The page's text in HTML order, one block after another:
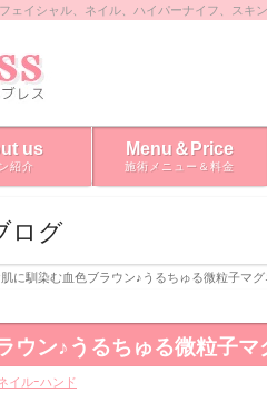
ェイシャル、ネイル、ハイパーナイフ、スキ
us
紹介
Menu＆Price
施術メニュー＆料金
ログ
に馴染む血色ブラウン♪うるちゅる微粒子マ
ウン♪うるちゅる微粒子マ
イルｰハンド